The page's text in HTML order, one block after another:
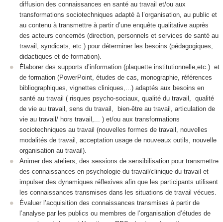
diffusion des connaissances en santé au travail et/ou aux
transformations sociotechniques adapté à l’organisation, au public et
au contenu à transmettre à partir d’une enquête qualitative auprès
des acteurs concernés (direction, personnels et services de santé au
travail, syndicats, etc.) pour déterminer les besoins (pédagogiques,
didactiques et de formation).
Élaborer des supports d’information (plaquette institutionnelle,etc.) et
de formation (PowerPoint, études de cas, monographie, références
bibliographiques, vignettes cliniques,...) adaptés aux besoins en
santé au travail ( risques psycho-sociaux, qualité du travail, qualité
de vie au travail, sens du travail, bien-être au travail, articulation de
vie au travail/ hors travail,... ) et/ou aux transformations
sociotechniques au travail (nouvelles formes de travail, nouvelles
modalités de travail, acceptation usage de nouveaux outils, nouvelle
organisation au travail).
Animer des ateliers, des sessions de sensibilisation pour transmettre
des connaissances en psychologie du travail/clinique du travail et
impulser des dynamiques réflexives afin que les participants utilisent
les connaissances transmises dans les situations de travail vécues.
Évaluer l’acquisition des connaissances transmises à partir de
l’analyse par les publics ou membres de l’organisation d’études de